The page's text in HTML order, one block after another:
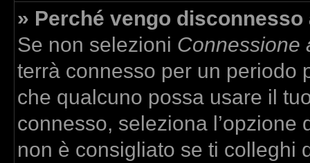
» Perché vengo
Se non selezioni Connessione
terrà connesso per un periodo
che qualcuno possa usare il
connesso, seleziona
non è consigliato se ti colleghi